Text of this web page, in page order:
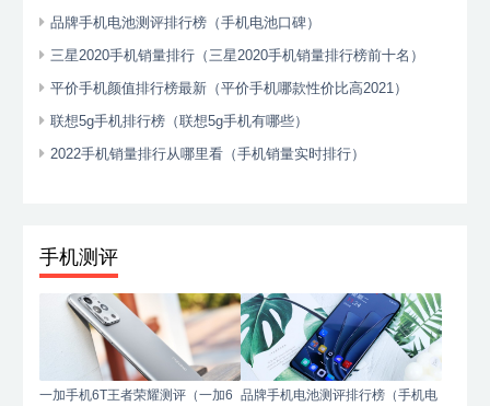
品牌手机电池测评排行榜（手机电池口碑）
三星2020手机销量排行（三星2020手机销量排行榜前十名）
平价手机颜值排行榜最新（平价手机哪款性价比高2021）
联想5g手机排行榜（联想5g手机有哪些）
2022手机销量排行从哪里看（手机销量实时排行）
手机测评
一加手机6T王者荣耀测评（一加6 品牌手机电池测评排行榜（手机电